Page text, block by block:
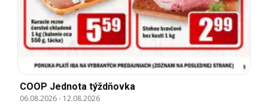
COOP Jednota týždňovka
06.08.2026- 12.08.2026